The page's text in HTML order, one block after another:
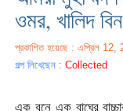
ওমর, খালিদ
প্রকাশিত হয়েছে : এপ্রিল 12,
গল্প লিখেছেন :Collected
এক বনে এক বাঘের